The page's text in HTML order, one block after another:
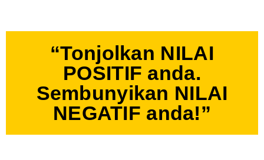
“Tonjolkan NILAI
POSITIF anda.
Sembunyikan NILAI
NEGATIF anda!”